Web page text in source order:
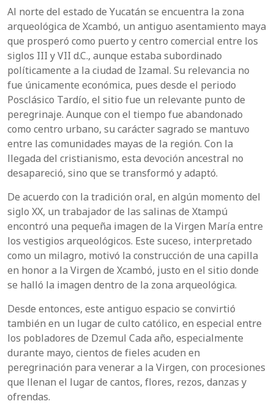
Al norte del estado de Yucatán se encuentra la zona
arqueológica de Xcambó, un antiguo asentamiento maya
que prosperó como puerto y centro comercial entre los
siglos III y VII d.C., aunque estaba subordinado
políticamente a la ciudad de Izamal. Su relevancia no
fue únicamente económica, pues desde el periodo
Posclásico Tardío, el sitio fue un relevante punto de
peregrinaje. Aunque con el tiempo fue abandonado
como centro urbano, su carácter sagrado se mantuvo
entre las comunidades mayas de la región. Con la
llegada del cristianismo, esta devoción ancestral no
desapareció, sino que se transformó y adaptó.
De acuerdo con la tradición oral, en algún momento del
siglo XX, un trabajador de las salinas de Xtampú
encontró una pequeña imagen de la Virgen María entre
los vestigios arqueológicos. Este suceso, interpretado
como un milagro, motivó la construcción de una capilla
en honor a la Virgen de Xcambó, justo en el sitio donde
se halló la imagen dentro de la zona arqueológica.
Desde entonces, este antiguo espacio se convirtió
también en un lugar de culto católico, en especial entre
los pobladores de Dzemul Cada año, especialmente
durante mayo, cientos de fieles acuden en
peregrinación para venerar a la Virgen, con procesiones
que llenan el lugar de cantos, flores, rezos, danzas y
ofrendas.